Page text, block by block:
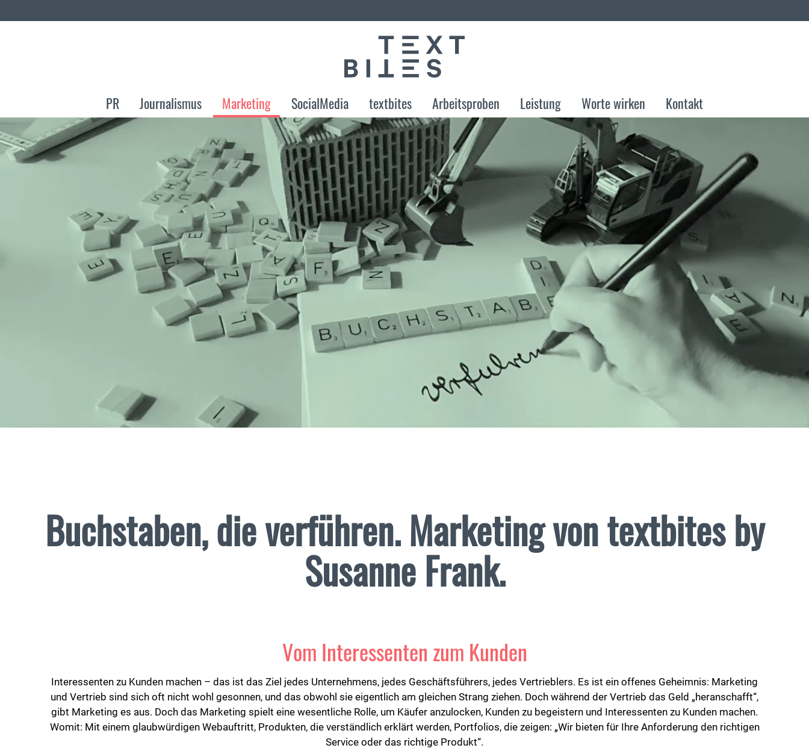
PR Journalismus Marketing SocialMedia textbites Arbeitsproben Leistung Worte wirken Kontakt
Buchstaben, die verführen. Marketing von textbites by
Susanne Frank.
Vom Interessenten zum Kunden
Interessenten zu Kunden machen – das ist das Ziel jedes Unternehmens, jedes Geschäftsführers, jedes Vertrieblers. Es ist ein offenes Geheimnis: Marketing
und Vertrieb sind sich oft nicht wohl gesonnen, und das obwohl sie eigentlich am gleichen Strang ziehen. Doch während der Vertrieb das Geld „heranschafft“,
gibt Marketing es aus. Doch das Marketing spielt eine wesentliche Rolle, um Käufer anzulocken, Kunden zu begeistern und Interessenten zu Kunden machen.
Womit: Mit einem glaubwürdigen Webauftritt, Produkten, die verständlich erklärt werden, Portfolios, die zeigen: „Wir bieten für Ihre Anforderung den richtigen
Service oder das richtige Produkt“.